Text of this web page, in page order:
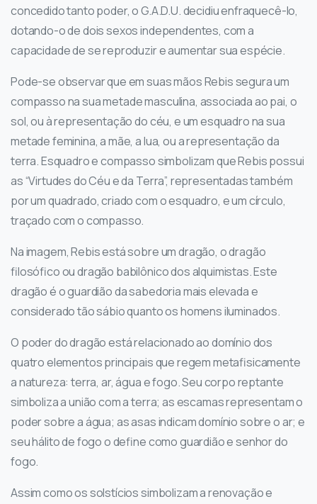
concedido tanto poder, o G.A.D.U. decidiu enfraquecê-lo,
dotando-o de dois sexos independentes, com a
capacidade de se reproduzir e aumentar sua espécie.
Pode-se observar que em suas mãos Rebis segura um
compasso na sua metade masculina, associada ao pai, o
sol, ou à representação do céu, e um esquadro na sua
metade feminina, a mãe, a lua, ou a representação da
terra. Esquadro e compasso simbolizam que Rebis possui
as “Virtudes do Céu e da Terra”, representadas também
por um quadrado, criado com o esquadro, e um círculo,
traçado com o compasso.
Na imagem, Rebis está sobre um dragão, o dragão
filosófico ou dragão babilônico dos alquimistas. Este
dragão é o guardião da sabedoria mais elevada e
considerado tão sábio quanto os homens iluminados.
O poder do dragão está relacionado ao domínio dos
quatro elementos principais que regem metafisicamente
a natureza: terra, ar, água e fogo. Seu corpo reptante
simboliza a união com a terra; as escamas representam o
poder sobre a água; as asas indicam domínio sobre o ar; e
seu hálito de fogo o define como guardião e senhor do
fogo.
Assim como os solstícios simbolizam a renovação e